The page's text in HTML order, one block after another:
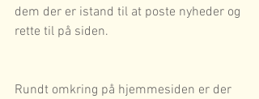
dem der er istand til at poste nyheder og
rette til på siden.
Rundt omkring på hjemmesiden er der